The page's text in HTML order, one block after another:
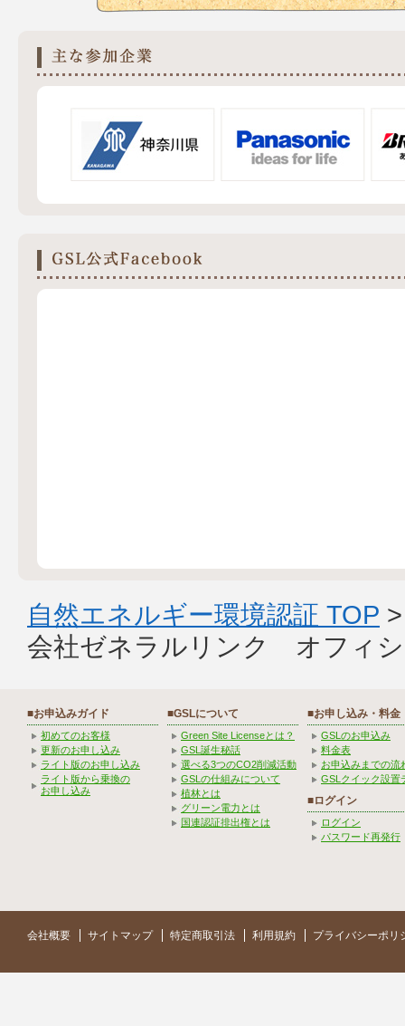
自然エネルギー環境認証 TOP
会社ゼネラルリンク オフィ
■お申込みガイド
初めてのお客様
更新のお申し込み
ライト版のお申し込み
ライト版から乗換の
お申し込み
■GSLについて
Green Site Licenseとは？
GSL誕生秘話
選べる3つのCO2削減活動
GSLの仕組みについて
植林とは
グリーン電力とは
国連認証排出権とは
■お申し込み・料金
GSLのお申込み
料金表
お申込みまでの流
GSLクイック設置
■ログイン
ログイン
パスワード再発行
会社概要 サイトマップ 特定商取引法 利用規約 プライバシーポリ